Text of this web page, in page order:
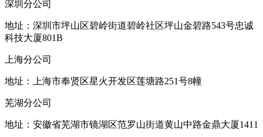
深圳分公司
地址：深圳市坪山区碧岭街道碧岭社区坪山金碧路543号忠诚
科技大厦801B
上海分公司
地址：上海市奉贤区星火开发区莲塘路251号8幢
芜湖分公司
地址：安徽省芜湖市镜湖区范罗山街道黄山中路金鼎大厦1411